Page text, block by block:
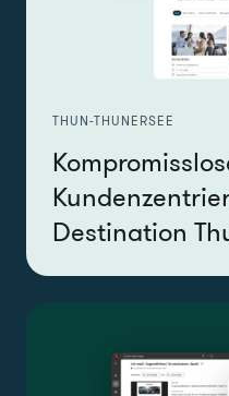
THUN-THUNERSEE
Destination